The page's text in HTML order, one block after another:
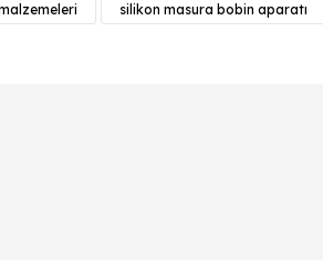
eksik bilgiler bulunuyor.
silikon masura bobin aparatı